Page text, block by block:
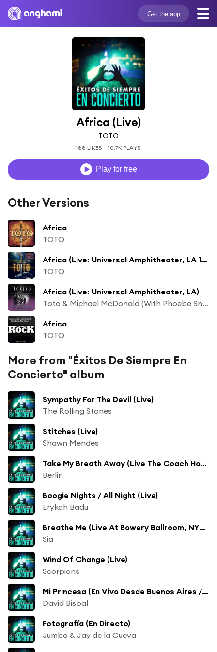
Get the app
Africa (Live)
TOTO
188 LIKES 10.7K PLAYS
Play for free
Other Versions
Africa
TOTO
Africa (Live: Universal Amphitheater, LA 14 Dec '92)
TOTO
Africa (Live: Universal Amphitheater, LA)
Toto & Michael McDonald (With Phoebe Snow)
Africa
TOTO
More from "Éxitos De Siempre En
Concierto" album
Sympathy For The Devil (Live)
The Rolling Stones
Stitches (Live)
Shawn Mendes
Take My Breath Away (Live The Coach House San Juan Capistrano, CA, United States / 1999)
Berlin
Boogie Nights / All Night (Live)
Erykah Badu
Breathe Me (Live At Bowery Ballroom, NY/2006)
Sia
Wind Of Change (Live)
Scorpions
Mi Princesa (En Vivo Desde Buenos Aires / 2015)
David Bisbal
Fotografía (En Directo)
Jumbo & Jay de la Cueva